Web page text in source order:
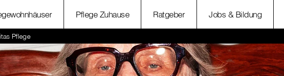
Pflege Zuhause Ratgeber Jobs & Bildung
Pflege